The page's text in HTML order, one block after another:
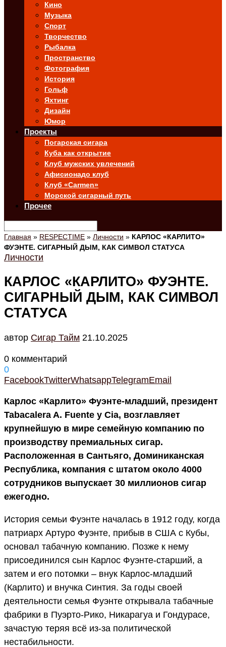
Кино
Музыка
Спорт
Творчество
Рыбалка
Пространство
Фотография
История
Гольф
Яхтинг
Дизайн
Юмор
Проекты
Погарская сигара
Куба как открытие
Клуб мужских увлечений
Афисионадо клуб
Клуб «Carmen»
Морской сигарный путь
Прочее
Главная » RESPECTIME » Личности » КАРЛОС «КАРЛИТО»
ФУЭНТЕ. СИГАРНЫЙ ДЫМ, КАК СИМВОЛ СТАТУСА
Личности
КАРЛОС «КАРЛИТО» ФУЭНТЕ.
СИГАРНЫЙ ДЫМ, КАК СИМВОЛ
СТАТУСА
автор Cигар Тайм 21.10.2025
0 комментарий
0
FacebookTwitterWhatsappTelegramEmail
Карлос «Карлито» Фуэнте-младший, президент
Tabacalera A. Fuente y Cia, возглавляет
крупнейшую в мире семейную компанию по
производству премиальных сигар.
Расположенная в Сантьяго, Доминиканская
Республика, компания с штатом около 4000
сотрудников выпускает 30 миллионов сигар
ежегодно.
История семьи Фуэнте началась в 1912 году, когда
патриарх Артуро Фуэнте, прибыв в США с Кубы,
основал табачную компанию. Позже к нему
присоединился сын Карлос Фуэнте-старший, а
затем и его потомки – внук Карлос-младший
(Карлито) и внучка Синтия. За годы своей
деятельности семья Фуэнте открывала табачные
фабрики в Пуэрто-Рико, Никарагуа и Гондурасе,
зачастую теряя всё из-за политической
нестабильности.